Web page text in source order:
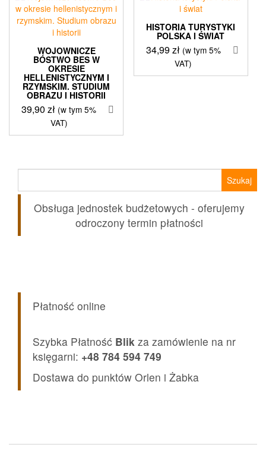
WOJOWNICZE
BÓSTWO BES W
OKRESIE
HELLENISTYCZNYM I
RZYMSKIM. STUDIUM
OBRAZU I HISTORII
39,90zł (w tym 5%
VAT)
HISTORIA TURYSTYKI
POLSKA I ŚWIAT
34,99zł (w tym 5%
VAT)
Obsługa jednostek budżetowych - oferujemy
odroczony termin płatności
Płatność online
Szybka Płatność Blik za zamówienie na nr
księgarni: +48 784 594 749
Dostawa do punktów Orlen i Żabka